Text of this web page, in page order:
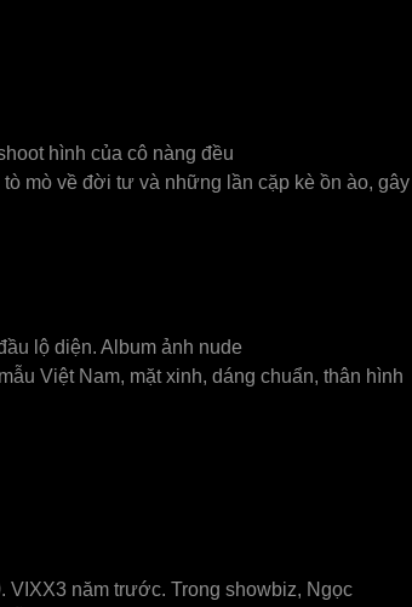
hình của cô nàng đều
mò về đời tư và những lần cặp kè ồn ào, gây
lộ diện. Album ảnh nude
Việt Nam, mặt xinh, dáng chuẩn, thân hình
năm trước. Trong showbiz, Ngọc